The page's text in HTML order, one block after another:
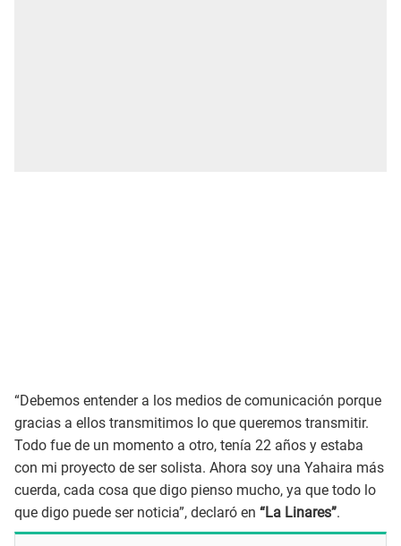
“Debemos entender a los medios de comunicación porque
gracias a ellos transmitimos lo que queremos transmitir.
Todo fue de un momento a otro, tenía 22 años y estaba
con mi proyecto de ser solista. Ahora soy una Yahaira más
cuerda, cada cosa que digo pienso mucho, ya que todo lo
que digo puede ser noticia”, declaró en “La Linares”.